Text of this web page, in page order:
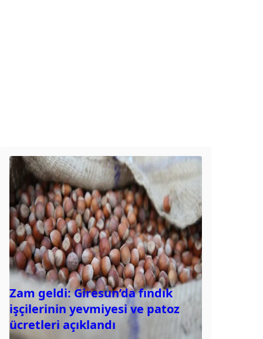
Zam geldi: Giresun’da fındık
işçilerinin yevmiyesi ve patoz
ücretleri açıklandı